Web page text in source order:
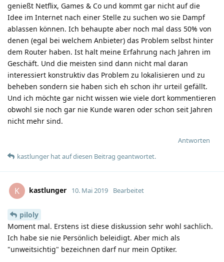
genießt Netflix, Games & Co und kommt gar nicht auf die
Idee im Internet nach einer Stelle zu suchen wo sie Dampf
ablassen können. Ich behaupte aber noch mal dass 50% von
denen (egal bei welchem Anbieter) das Problem selbst hinter
dem Router haben. Ist halt meine Erfahrung nach Jahren im
Geschäft. Und die meisten sind dann nicht mal daran
interessiert konstruktiv das Problem zu lokalisieren und zu
beheben sondern sie haben sich eh schon ihr urteil gefällt.
Und ich möchte gar nicht wissen wie viele dort kommentieren
obwohl sie noch gar nie Kunde waren oder schon seit Jahren
nicht mehr sind.
Antworten
kastlunger hatauf diesen Beitrag geantwortet.
K kastlunger 10. Mai 2019 Bearbeitet
piloly
Moment mal. Erstens ist diese diskussion sehr wohl sachlich.
Ich habe sie nie Persönlich beleidigt. Aber mich als
"unweitsichtig" bezeichnen darf nur mein Optiker.